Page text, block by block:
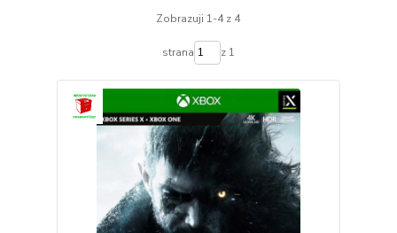
Zobrazuji 1-4 z 4
strana z 1